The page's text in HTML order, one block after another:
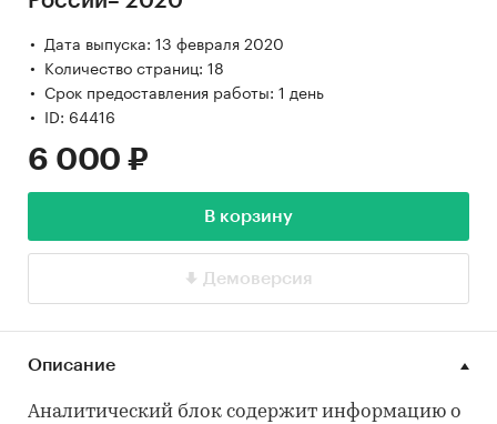
Дата выпуска: 13 февраля 2020
Количество страниц: 18
Срок предоставления работы: 1 день
ID: 64416
6 000 ₽
В корзину
Демоверсия
Описание
Аналитический блок содержит информацию о